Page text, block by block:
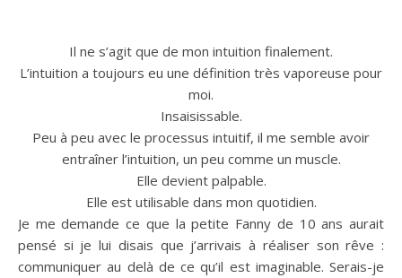
Il ne s’agit que de mon intuition finalement.
L’intuition a toujours eu une définition très vaporeuse pour
moi.
Insaisissable.
Peu à peu avec le processus intuitif, il me semble avoir
entraîner l’intuition, un peu comme un muscle.
Elle devient palpable.
Elle est utilisable dans mon quotidien.
Je me demande ce que la petite Fanny de 10 ans aurait
pensé si je lui disais que j’arrivais à réaliser son rêve :
communiquer au delà de ce qu’il est imaginable. Serais-je